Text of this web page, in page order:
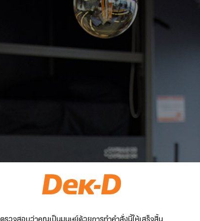
ตรวจสอบว่าคุณเป็นมนุษย์ด้วยการทำคำสั่งนี้ให้เสร็จสิ้น